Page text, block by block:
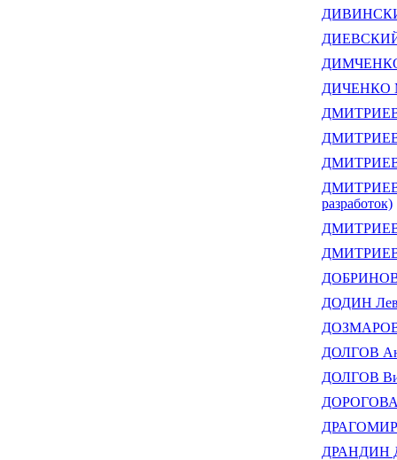
ДИЕВСКИЙ
ДИЧЕНКО
ДМИТРИЕВ
ДМИТРИЕВ
ДМИТРИЕВ
ДМИТРИЕВ
разработок)
ДМИТРИЕВ
ДОБРИНОВ
ДОДИН Лев
ДОЗМАРОВ
ДОЛГОВ
ДОЛГОВ
ДОРОГОВА
ДРАНДИН